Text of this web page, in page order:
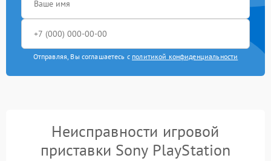
Отправляя, Вы соглашаетесь с политикой конфиденциальности
Неисправности игровой
приставки Sony PlayStation